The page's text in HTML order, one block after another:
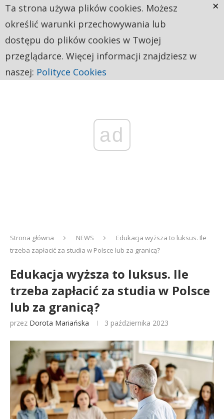
ad
Strona główna NEWS
Edukacja wyższa to luksus. Ile
trzeba zapłacić za studia w Polsce lub za granicą?
Edukacja wyższa to luksus. Ile
trzeba zapłacić za studia w Polsce
lub za granicą?
przez Dorota Mariańska 3 października 2023
Ta strona używa plików cookies. Możesz
określić warunki przechowywania lub
dostępu do plików cookies w Twojej
przeglądarce. Więcej informacji znajdziesz w
naszej: Polityce Cookies
×